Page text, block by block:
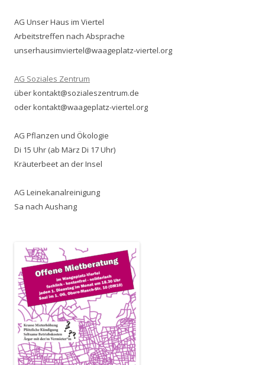
AG Unser Haus im Viertel
Arbeitstreffen nach Absprache
unserhausimviertel@waageplatz-viertel.org
AG Soziales Zentrum
über kontakt@sozialeszentrum.de
oder kontakt@waageplatz-viertel.org
AG Pflanzen und Ökologie
Di 15 Uhr (ab März Di 17 Uhr)
Kräuterbeet an der Insel
AG Leinekanalreinigung
Sa nach Aushang